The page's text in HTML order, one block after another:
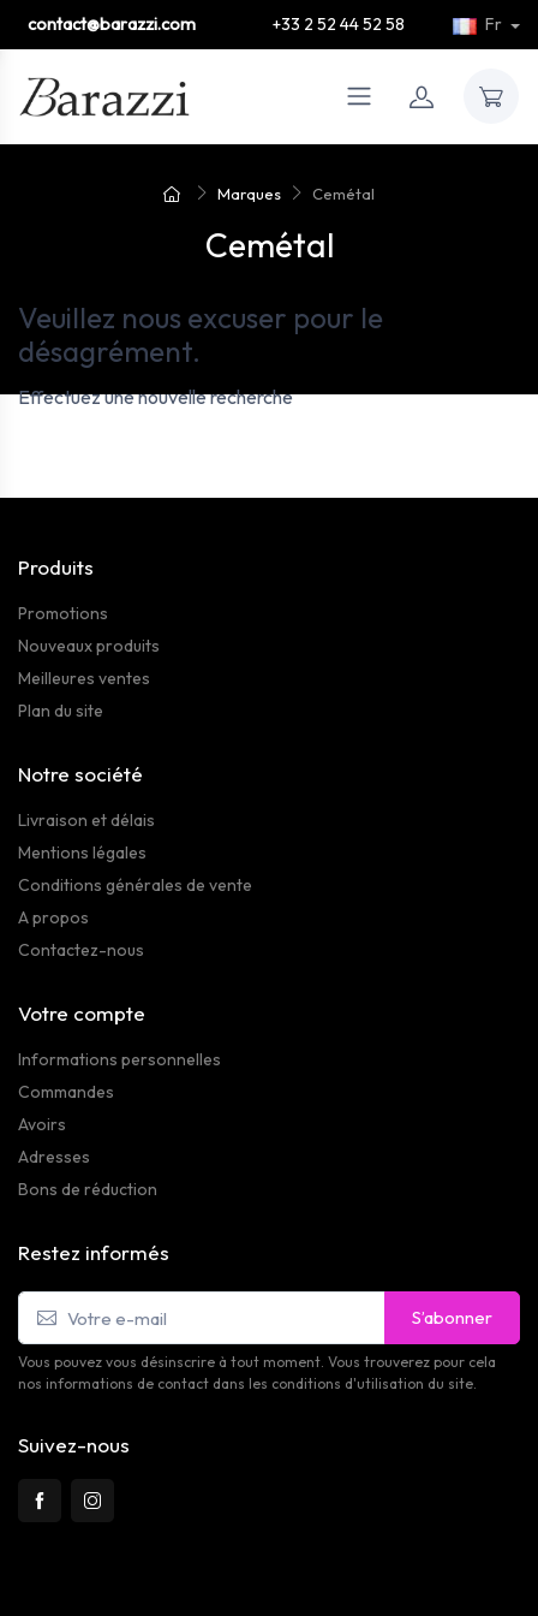
contact@barazzi.com +33 2 52 44 52 58 Fr
Marques Cemétal
Cemétal
Veuillez nous excuser pour le
désagrément.
Effectuez une nouvelle recherche
Produits
Promotions
Nouveaux produits
Meilleures ventes
Plan du site
Notre société
Livraison et délais
Mentions légales
Conditions générales de vente
A propos
Contactez-nous
Votre compte
Informations personnelles
Commandes
Avoirs
Adresses
Bons de réduction
Restez informés
S’abonner
Vous pouvez vous désinscrire à tout moment. Vous trouverez pour cela
nos informations de contact dans les conditions d'utilisation du site.
Suivez-nous